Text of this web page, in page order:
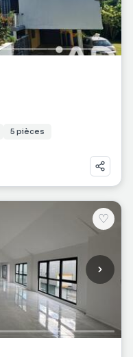
5 pièces
♡